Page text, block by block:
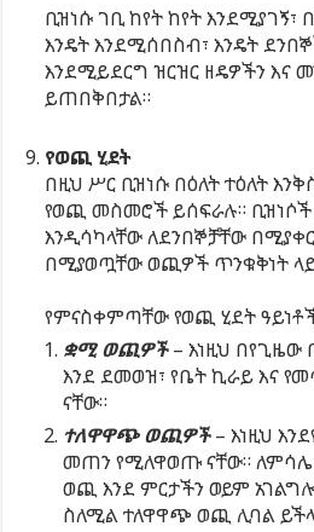
ቢዝነሱ ገቢ ከየት ከየት
እንዴት እንደሚሰበስብ፣ እንዴት
እንደሚይደርግ ዝርዝር ዘዴዎችን እና
ይጠበቅበታል።
የወጪ ሂደት
በዚህ ሥር ቢዝነሱ በዕለት ተዕለት
የወጪ መስመሮች ይሰፍራሉ።
እንዲሳካላቸው ለደንበኞቻቸው
በሚያወጧቸው ወጪዎች ጥንቁቅነት
የምናስቀምጣቸው የወጪ ሂደት ዓይነቶች
ቋሚ ወጪዎች– እነዚህ
እንደ ደመወዝ፣ የቤት ኪራይ እና
ናቸው።
ተለዋዋጭ ወጪዎች– እነዚህ
መጠን የሚለዋወጡ ናቸው።
ወጪ እንደ ምርታችን ወይም
ስለሚል ተለዋዋጭ ወጪ ሊባል